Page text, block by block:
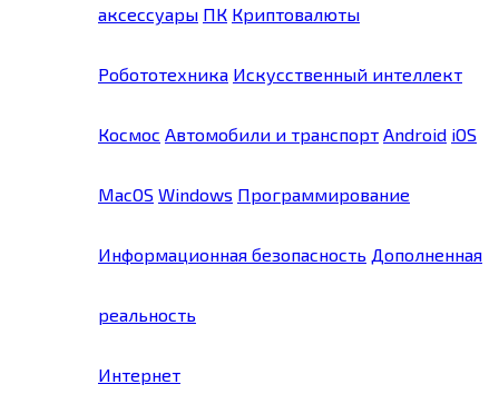
аксессуары ПК Криптовалюты
Робототехника Искусственный интеллект
Космос Автомобили и транспорт Android iOS
MacOS Windows Программирование
Информационная безопасность Дополненная
реальность
Интернет